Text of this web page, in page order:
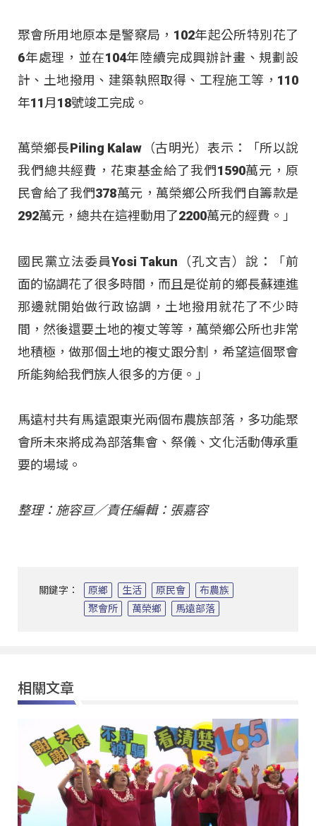
聚會所用地原本是警察局，102年起公所特別花了
6年處理，並在104年陸續完成興辦計畫、規劃設
計、土地撥用、建築執照取得、工程施工等，110
年11月18號竣工完成。
萬榮鄉長Piling Kalaw（古明光）表示：「所以說
我們總共經費，花東基金給了我們1590萬元，原
民會給了我們378萬元，萬榮鄉公所我們自籌款是
292萬元，總共在這裡動用了2200萬元的經費。」
國民黨立法委員Yosi Takun（孔文吉）說：「前
面的協調花了很多時間，而且是從前的鄉長蘇連進
那邊就開始做行政協調，土地撥用就花了不少時
間，然後還要土地的複丈等等，萬榮鄉公所也非常
地積極，做那個土地的複丈跟分割，希望這個聚會
所能夠給我們族人很多的方便。」
馬遠村共有馬遠跟東光兩個布農族部落，多功能聚
會所未來將成為部落集會、祭儀、文化活動傳承重
要的場域。
整理：施容亘／責任編輯：張嘉容
關鍵字： 原鄉 生活 原民會
布農族
聚會所
萬榮鄉 馬遠部落
相關文章